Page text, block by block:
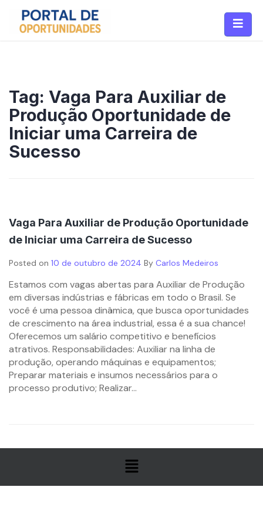
Tag: Vaga Para Auxiliar de
Produção Oportunidade de
Iniciar uma Carreira de
Sucesso
Vaga Para Auxiliar de Produção Oportunidade
de Iniciar uma Carreira de Sucesso
Posted on 10 de outubro de 2024 By Carlos Medeiros
Estamos com vagas abertas para Auxiliar de Produção
em diversas indústrias e fábricas em todo o Brasil. Se
você é uma pessoa dinâmica, que busca oportunidades
de crescimento na área industrial, essa é a sua chance!
Oferecemos um salário competitivo e benefícios
atrativos. Responsabilidades: Auxiliar na linha de
produção, operando máquinas e equipamentos;
Preparar materiais e insumos necessários para o
processo produtivo; Realizar...